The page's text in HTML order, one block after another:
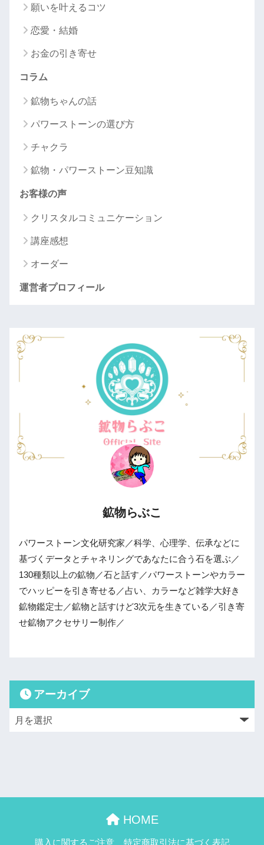
願いを叶えるコツ
恋愛・結婚
お金の引き寄せ
コラム
鉱物ちゃんの話
パワーストーンの選び方
チャクラ
鉱物・パワーストーン豆知識
お客様の声
クリスタルコミュニケーション
講座感想
オーダー
運営者プロフィール
鉱物らぶこ
パワーストーン文化研究家／科学、心理学、伝承などに
基づくデータとチャネリングであなたに合う石を選ぶ／
130種類以上の鉱物／石と話す／パワーストーンやカラー
でハッピーを引き寄せる／占い、カラーなど雑学大好き
鉱物鑑定士／鉱物と話すけど3次元を生きている／引き寄
せ鉱物アクセサリー制作／
アーカイブ
HOME
購入に関するご注意 特定商取引法に基づく表記